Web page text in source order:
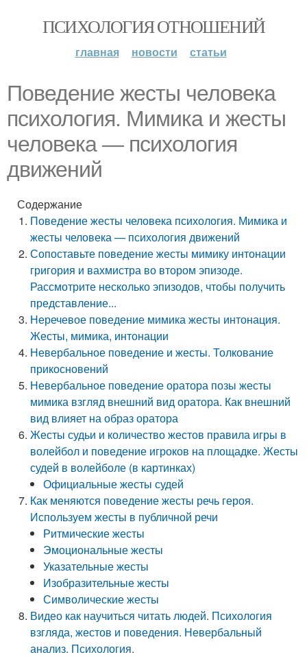
ПСИХОЛОГИЯ ОТНОШЕНИЙ
главная новости статьи
Поведение жесты человека
психология. Мимика и жесты
человека — психология
движений
Содержание
Поведение жесты человека психология. Мимика и
жесты человека — психология движений
Сопоставьте поведение жесты мимику интонации
григория и вахмистра во втором эпизоде.
Рассмотрите несколько эпизодов, чтобы получить
представление...
Неречевое поведение мимика жесты интонация.
Жесты, мимика, интонации
Невербальное поведение и жесты. Толкование
прикосновений
Невербальное поведение оратора позы жесты
мимика взгляд внешний вид оратора. Как внешний
вид влияет на образ оратора
Жесты судьи и количество жестов правила игры в
волейбол и поведение игроков на площадке. Жесты
судей в волейболе (в картинках)
Официальные жесты судей
Как меняются поведение жесты речь героя.
Используем жесты в публичной речи
Ритмические жесты
Эмоциональные жесты
Указательные жесты
Изобразительные жесты
Символические жесты
Видео как научиться читать людей. Психология
взгляда, жестов и поведения. Невербальный
анализ. Психология.